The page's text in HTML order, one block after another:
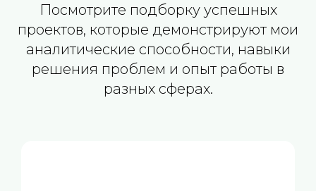
Посмотрите подборку успешных
проектов, которые демонстрируют мои
аналитические способности, навыки
решения проблем и опыт работы в
разных сферах.